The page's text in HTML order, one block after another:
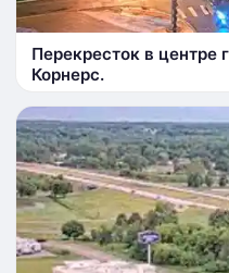
Перекресток в центре
Корнерс.